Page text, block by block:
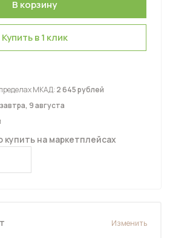
Купить в 1 клик
МКАД: 2 645 рублей
завтра, 9 августа
на маркетплейсах
Изменить